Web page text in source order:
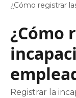
¿Cómo registrar
¿Cómo
Registrar la